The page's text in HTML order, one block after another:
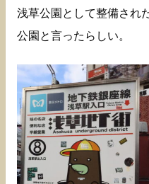
浅草公園として整備され
公園と言ったらしい。